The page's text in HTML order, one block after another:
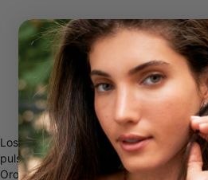
Los detalles personalizados hacen
pulsera personalizada cuenta con una
Oro Vermeil de 18K y cuenta con: